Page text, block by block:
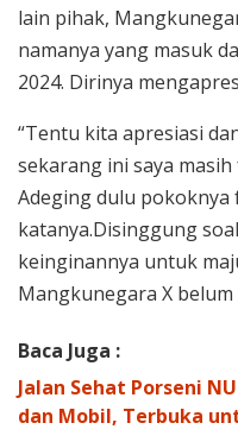
lain pihak,
namanya yang masuk
2024. Dirinya
“Tentu kita apresiasi
sekarang ini saya
Adeging dulu pokoknya
katanya.Disinggung
keinginannya untuk
Mangkunegara X
Baca Juga :
Jalan Sehat Porseni
dan Mobil, Terbuka